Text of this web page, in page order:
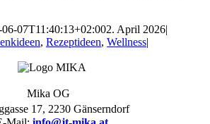
07T11:40:13+02:002. April 2026|
, Rezeptideen, Wellness|
Mika OG
17, 2230 Gänserndorf